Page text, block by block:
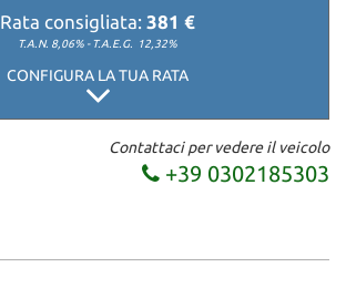
Rata consigliata: 381 €
T.A.N. 8,06% - T.A.E.G. 12,32%
CONFIGURA LA TUA RATA
Contattaci per vedere il veicolo
+39 0302185303